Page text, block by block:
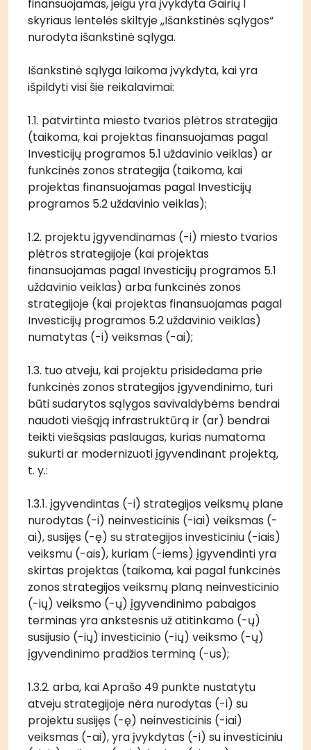
finansuojamas, jeigu yra įvykdyta Gairių I
skyriaus lentelės skiltyje ,,Išankstinės sąlygos“
nurodyta išankstinė sąlyga.
Išankstinė sąlyga laikoma įvykdyta, kai yra
išpildyti visi šie reikalavimai:
1.1. patvirtinta miesto tvarios plėtros strategija
(taikoma, kai projektas finansuojamas pagal
Investicijų programos 5.1 uždavinio veiklas) ar
funkcinės zonos strategija (taikoma, kai
projektas finansuojamas pagal Investicijų
programos 5.2 uždavinio veiklas);
1.2. projektu įgyvendinamas (-i) miesto tvarios
plėtros strategijoje (kai projektas
finansuojamas pagal Investicijų programos 5.1
uždavinio veiklas) arba funkcinės zonos
strategijoje (kai projektas finansuojamas pagal
Investicijų programos 5.2 uždavinio veiklas)
numatytas (-i) veiksmas (-ai);
1.3. tuo atveju, kai projektu prisidedama prie
funkcinės zonos strategijos įgyvendinimo, turi
būti sudarytos sąlygos savivaldybėms bendrai
naudoti viešąją infrastruktūrą ir (ar) bendrai
teikti viešąsias paslaugas, kurias numatoma
sukurti ar modernizuoti įgyvendinant projektą,
t. y.:
1.3.1. įgyvendintas (-i) strategijos veiksmų plane
nurodytas (-i) neinvesticinis (-iai) veiksmas (-
ai), susijęs (-ę) su strategijos investiciniu (-iais)
veiksmu (-ais), kuriam (-iems) įgyvendinti yra
skirtas projektas (taikoma, kai pagal funkcinės
zonos strategijos veiksmų planą neinvesticinio
(-ių) veiksmo (-ų) įgyvendinimo pabaigos
terminas yra ankstesnis už atitinkamo (-ų)
susijusio (-ių) investicinio (-ių) veiksmo (-ų)
įgyvendinimo pradžios terminą (-us);
1.3.2. arba, kai Aprašo 49 punkte nustatytu
atveju strategijoje nėra nurodytas (-i) su
projektu susijęs (-ę) neinvesticinis (-iai)
veiksmas (-ai), yra įvykdytas (-i) su investiciniu